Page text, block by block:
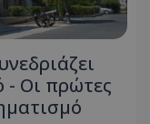
- Οι πρώτες